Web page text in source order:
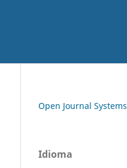
Open Journal Systems
Idioma